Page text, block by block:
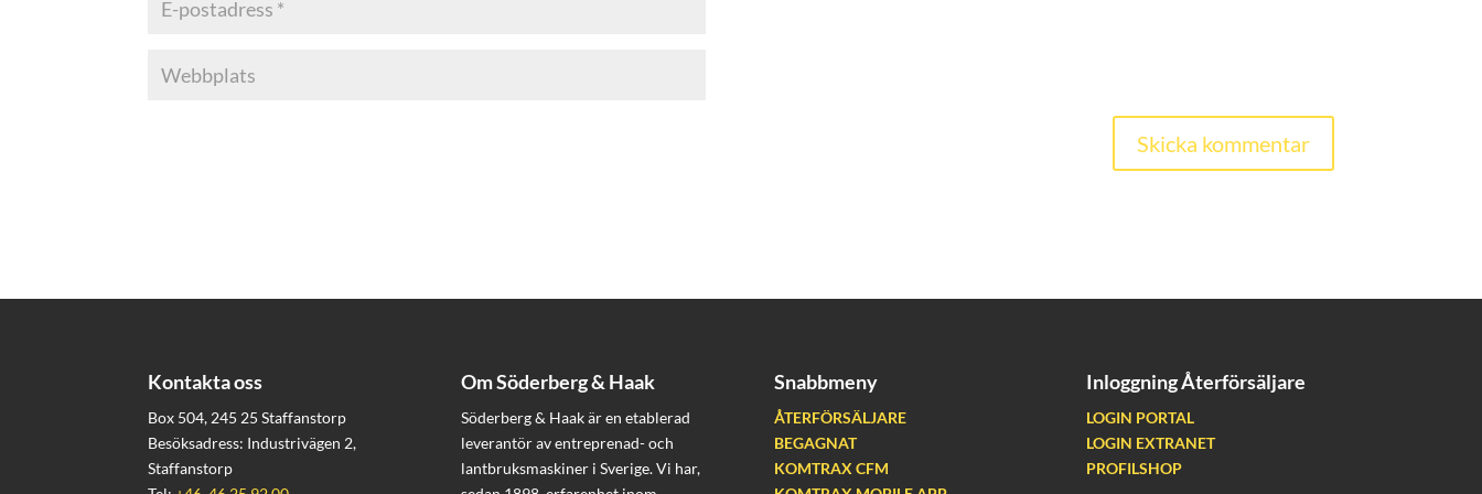
Kontakta oss
Box 504, 245 25 Staffanstorp
Besöksadress: Industrivägen 2,
Staffanstorp
Om Söderberg & Haak
Söderberg & Haak är en etablerad
leverantör av entreprenad- och
lantbruksmaskiner i Sverige. Vi har,
Snabbmeny
ÅTERFÖRSÄLJARE
BEGAGNAT
KOMTRAX CFM
Inloggning Återförsäljare
LOGIN PORTAL
LOGIN EXTRANET
PROFILSHOP